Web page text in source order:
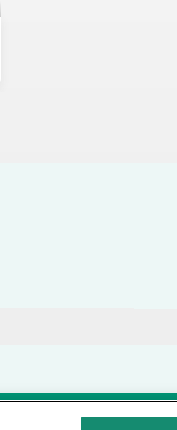
透明性に関する指針 クアラ